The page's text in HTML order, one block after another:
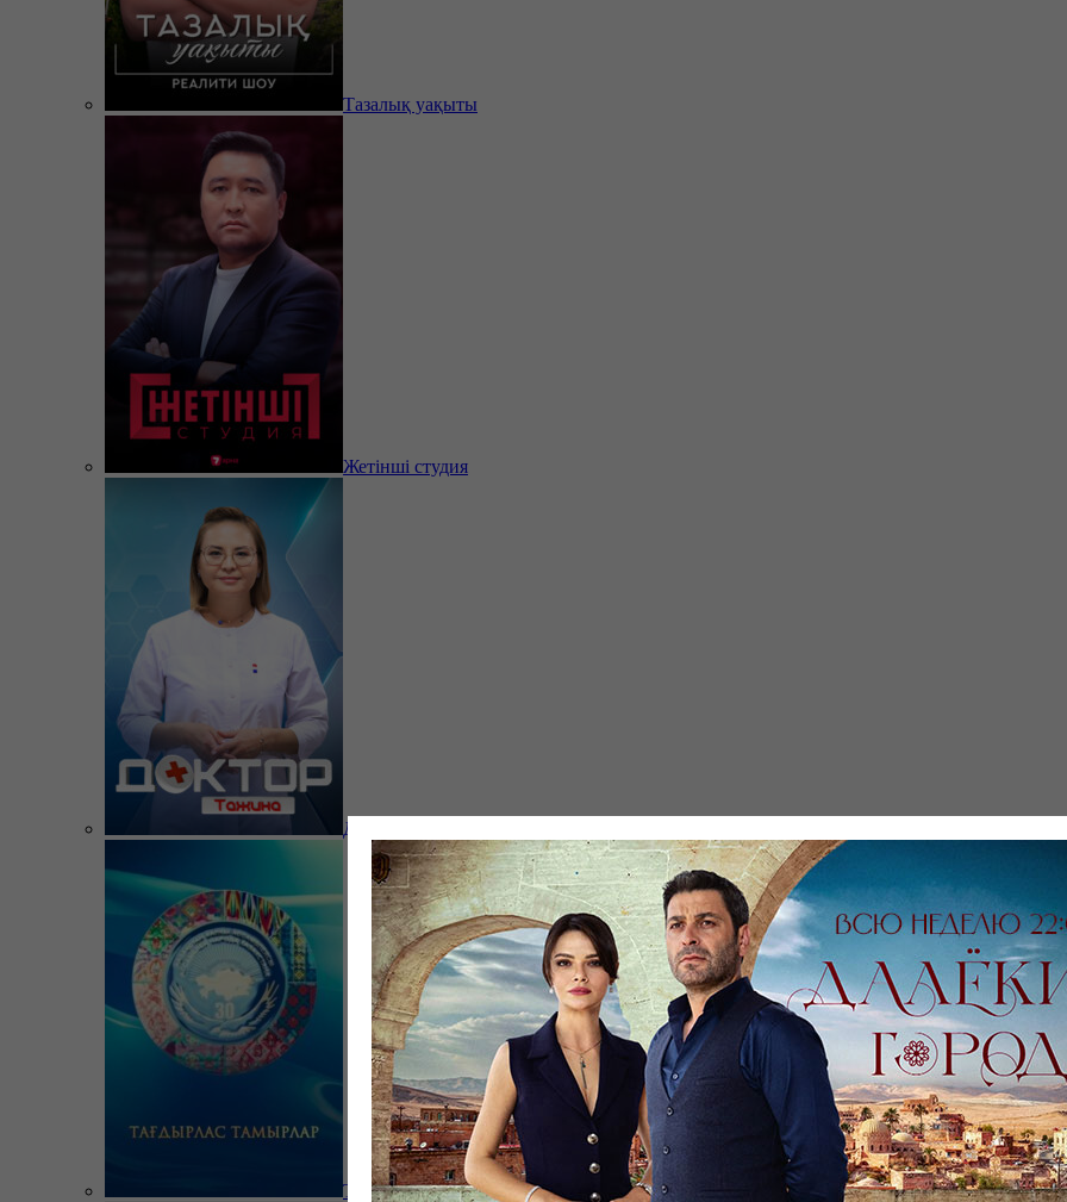
Тазалық уақыты
Жетінші студия
Доктор Тажина
Тағдырлас тамырлар